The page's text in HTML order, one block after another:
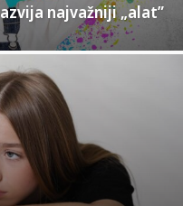
najvažniji „alat”